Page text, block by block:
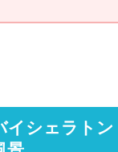
シェラト